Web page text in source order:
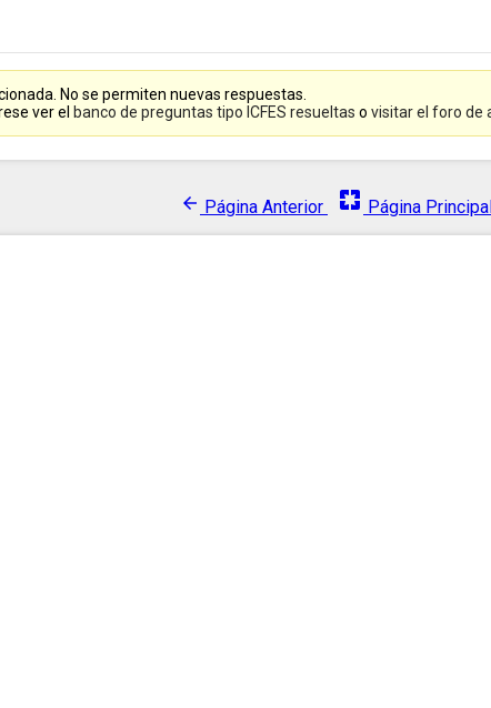
No se permiten nuevas respuestas.
ver el banco de preguntas tipo ICFES resueltas o visitar el foro de
arrow_back Página Anterior pages Página